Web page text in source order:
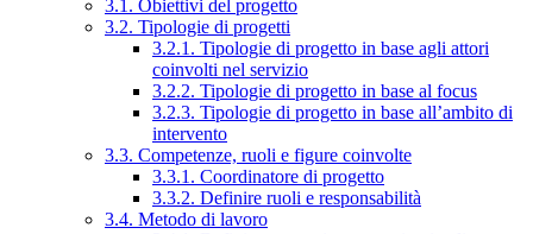
3.1. Obiettivi del progetto
3.2. Tipologie di progetti
3.2.1. Tipologie di progetto in base agli attori
coinvolti nel servizio
3.2.2. Tipologie di progetto in base al focus
3.2.3. Tipologie di progetto in base all’ambito di
intervento
3.3. Competenze, ruoli e figure coinvolte
3.3.1. Coordinatore di progetto
3.3.2. Definire ruoli e responsabilità
3.4. Metodo di lavoro